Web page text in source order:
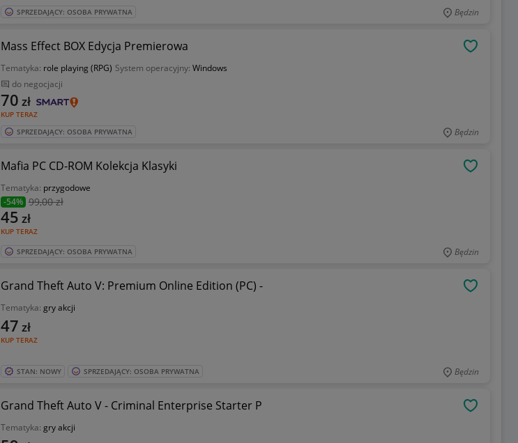
SPRZEDAJĄCY: OSOBA PRYWATNA Będzin
Mass Effect BOX Edycja Premierowa
Tematyka: role playing (RPG) System operacyjny: Windows
do negocjacji
KUP TERAZ
70 zł
SPRZEDAJĄCY: OSOBA PRYWATNA Będzin
Mafia PC CD-ROM Kolekcja Klasyki
Tematyka: przygodowe
-54% 99,00 zł
KUP TERAZ
45 zł
SPRZEDAJĄCY: OSOBA PRYWATNA Będzin
Grand Theft Auto V: Premium Online Edition (PC) -
Tematyka: gry akcji
KUP TERAZ
47 zł
STAN: NOWY SPRZEDAJĄCY: OSOBA PRYWATNA Będzin
Grand Theft Auto V - Criminal Enterprise Starter P
Tematyka: gry akcji